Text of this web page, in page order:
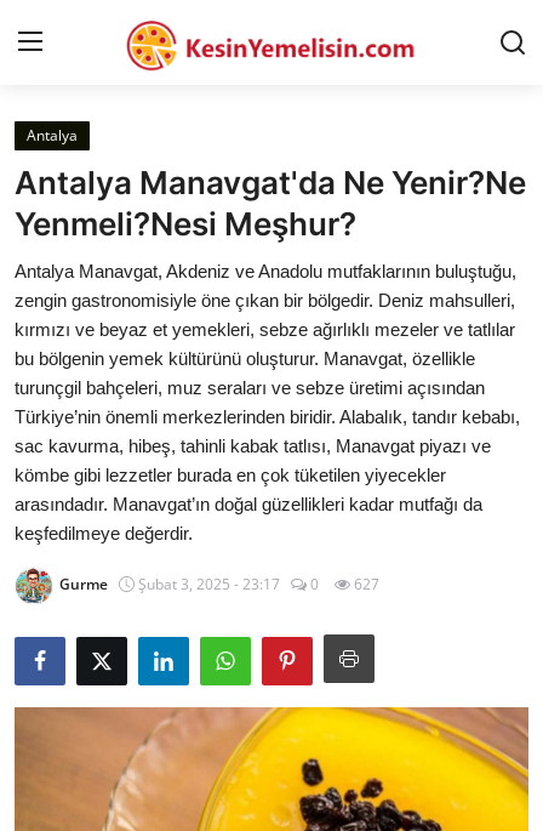
AnaSayfa
Gizlilik Sözleşmesi
Rüya Tabirleri
Diyet & Sağlıklı Beslenme
İletişim
Şehirler
Helal Gıda & Dini Hükümler
Gıda Güvenliği & Bilimi
Kalori & Diyet Rehberi
Mutfak Püf Noktaları & İpuçları
Mekan & Lezzet Rotaları
Temel Gıda ve Ürün Rehberleri
İçecek Kültürü & Barista
Antalya
Antalya Manavgat'da Ne Yenir?Ne
Yenmeli?Nesi Meşhur?
Antalya Manavgat, Akdeniz ve Anadolu mutfaklarının buluştuğu,
zengin gastronomisiyle öne çıkan bir bölgedir. Deniz mahsulleri,
kırmızı ve beyaz et yemekleri, sebze ağırlıklı mezeler ve tatlılar
bu bölgenin yemek kültürünü oluşturur. Manavgat, özellikle
turunçgil bahçeleri, muz seraları ve sebze üretimi açısından
Türkiye’nin önemli merkezlerinden biridir. Alabalık, tandır kebabı,
sac kavurma, hibeş, tahinli kabak tatlısı, Manavgat piyazı ve
kömbe gibi lezzetler burada en çok tüketilen yiyecekler
arasındadır. Manavgat’ın doğal güzellikleri kadar mutfağı da
keşfedilmeye değerdir.
Gurme Şubat 3, 2025 - 23:17 0 627